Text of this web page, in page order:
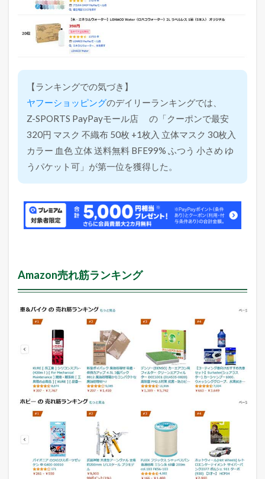
【ランキングでの気づき】
ヤフーショッピングのデイリーランキングでは、
Z-SPORTS PayPayモール店 の「クーポンで最安
320円 マスク 不織布 50枚 +1枚入 立体マスク 30枚入
カラー 血色 立体 送料無料 BFE99% ふつう 小さめ ゆ
うパケット可」が第一位を獲得した。
Amazon売れ筋ランキング